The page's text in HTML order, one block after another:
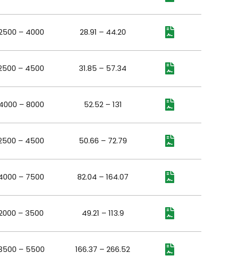
– 4000 28.91 – 44.20
– 4500 31.85 – 57.34
– 8000 52.52 – 131
– 4500 50.66 – 72.79
– 7500 82.04 – 164.07
– 3500 49.21 – 113.9
– 5500 166.37 – 266.52